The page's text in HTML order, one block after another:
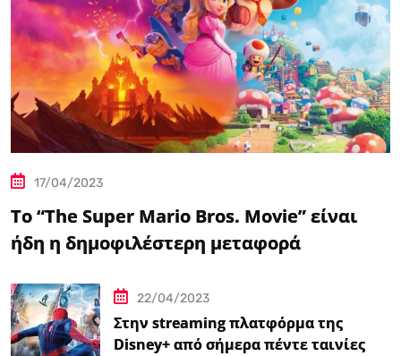
17/04/2023
Το “The Super Mario Bros. Movie” είναι
ήδη η δημοφιλέστερη μεταφορά
22/04/2023
Στην streaming πλατφόρμα της
Disney+ από σήμερα πέντε ταινίες